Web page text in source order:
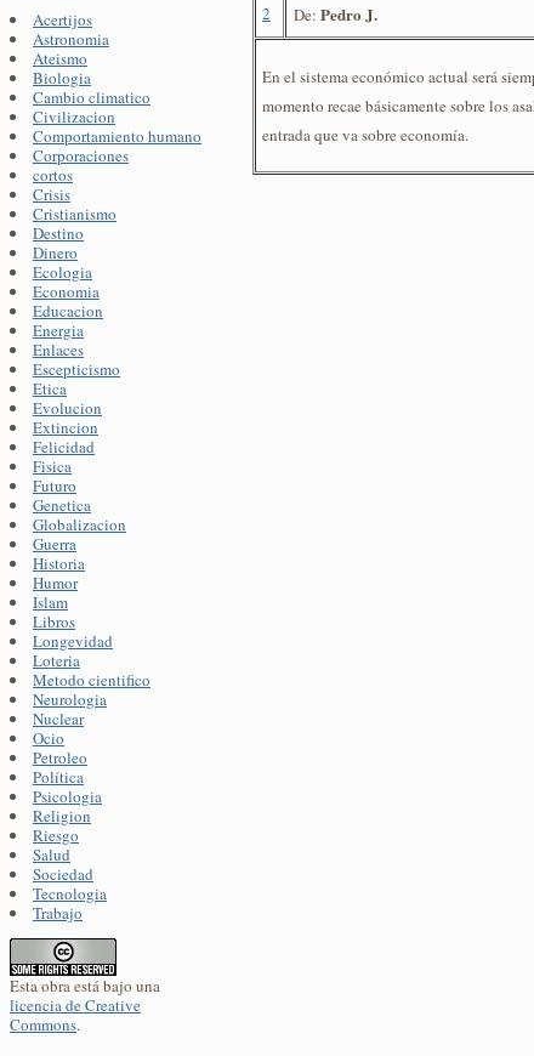
Acertijos
Astronomia
Ateismo
Biologia
Cambio climatico
Civilizacion
Comportamiento humano
Corporaciones
cortos
Crisis
Cristianismo
Destino
Dinero
Ecologia
Economia
Educacion
Energia
Enlaces
Escepticismo
Etica
Evolucion
Extincion
Felicidad
Fisica
Futuro
Genetica
Globalizacion
Guerra
Historia
Humor
Islam
Libros
Longevidad
Loteria
Metodo cientifico
Neurologia
Nuclear
Ocio
Petroleo
Política
Psicologia
Religion
Riesgo
Salud
Sociedad
Tecnologia
Trabajo
Esta obra está bajo una
licencia de Creative
Commons.
2 De: Pedro J.
En el sistema económico actual será
momento recae básicamente sobre los
entrada que va sobre economía.